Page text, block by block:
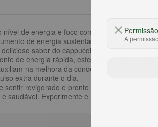
de energia e foco com o Suplemento
de energia sustentado e melhorar a
sabor do cappuccino que você adora.
de energia rápida, este suplemento
na melhora da concentração e do
extra durante o dia.
sentir revigorado e pronto para enfrentar
saudável. Experimente e sinta a diferença!
A